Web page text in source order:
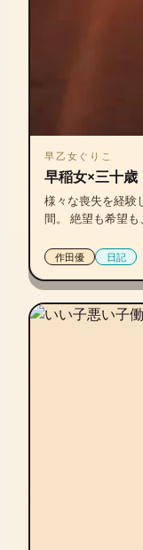
早乙女ぐりこ
早稲女×三十歳
様々な喪失を経験
間。 絶望も希望も
作田優 日記